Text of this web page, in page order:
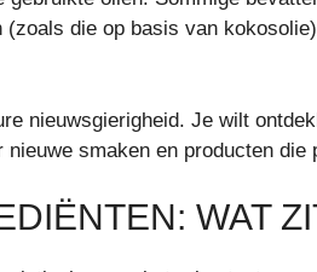
(zoals die op basis van
nieuwsgierigheid. Je wilt
nieuwe smaken en producten
WAT